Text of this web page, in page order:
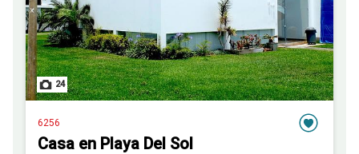
24
6256
Casa en Playa Del Sol